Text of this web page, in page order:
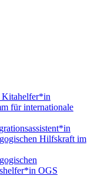
Kitahelfer*in
für internationale
Hilfskraft im
OGS